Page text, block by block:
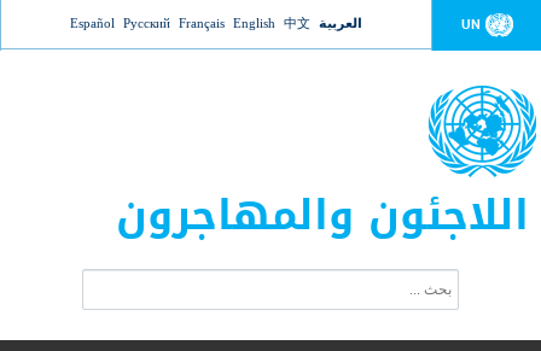
Jump to navigation UN العربية 中文
English
Français
Русский
Español
اللاجئون والمهاجرون
ت
ب